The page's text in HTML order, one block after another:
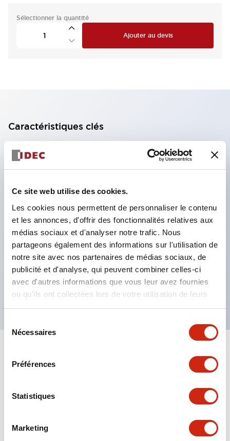
Ce site web utilise des cookies.
Les cookies nous permettent de personnaliser le contenu
et les annonces, d'offrir des fonctionnalités relatives aux
médias sociaux et d'analyser notre trafic. Nous
partageons également des informations sur l'utilisation de
notre site avec nos partenaires de médias sociaux, de
publicité et d'analyse, qui peuvent combiner celles-ci
avec d'autres informations que vous leur avez fournies
ou qu'ils ont collectées lors de votre utilisation de leurs
services.
Nécessaires
Préférences
Statistiques
Marketing
Sélectionner la quantité
Ajouter au devis
Caractéristiques clés
Bloc de contact à 2 étages avec 2 contacts,
permettant une configuration à 4 contacts
contact à 11 étages), 59,9 mm (*bloc de contact à
22 étages). Conception peu encombrante
possible.
Structure de sécurité de 3e génération :
déclenchement à 2 actions, garde intégrée,
structure de protection des doigts IP20.
Tout développer+
Functional Specifications